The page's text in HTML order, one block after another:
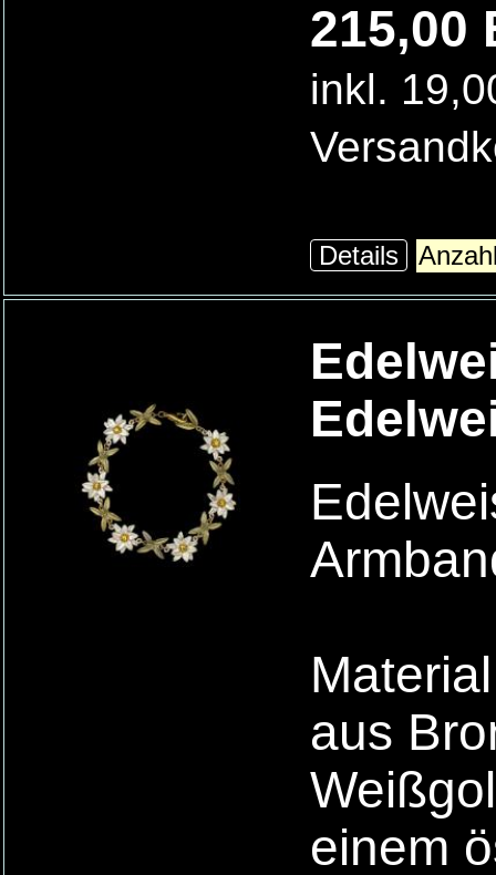
215,00
inkl.
Details
aus
einem